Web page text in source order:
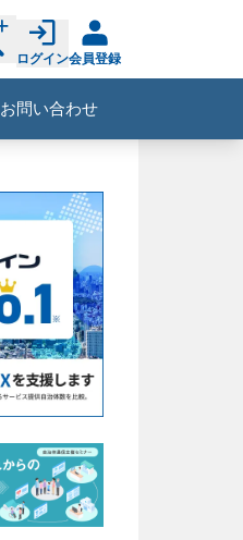
ログイン会員登録
お問い合わせ